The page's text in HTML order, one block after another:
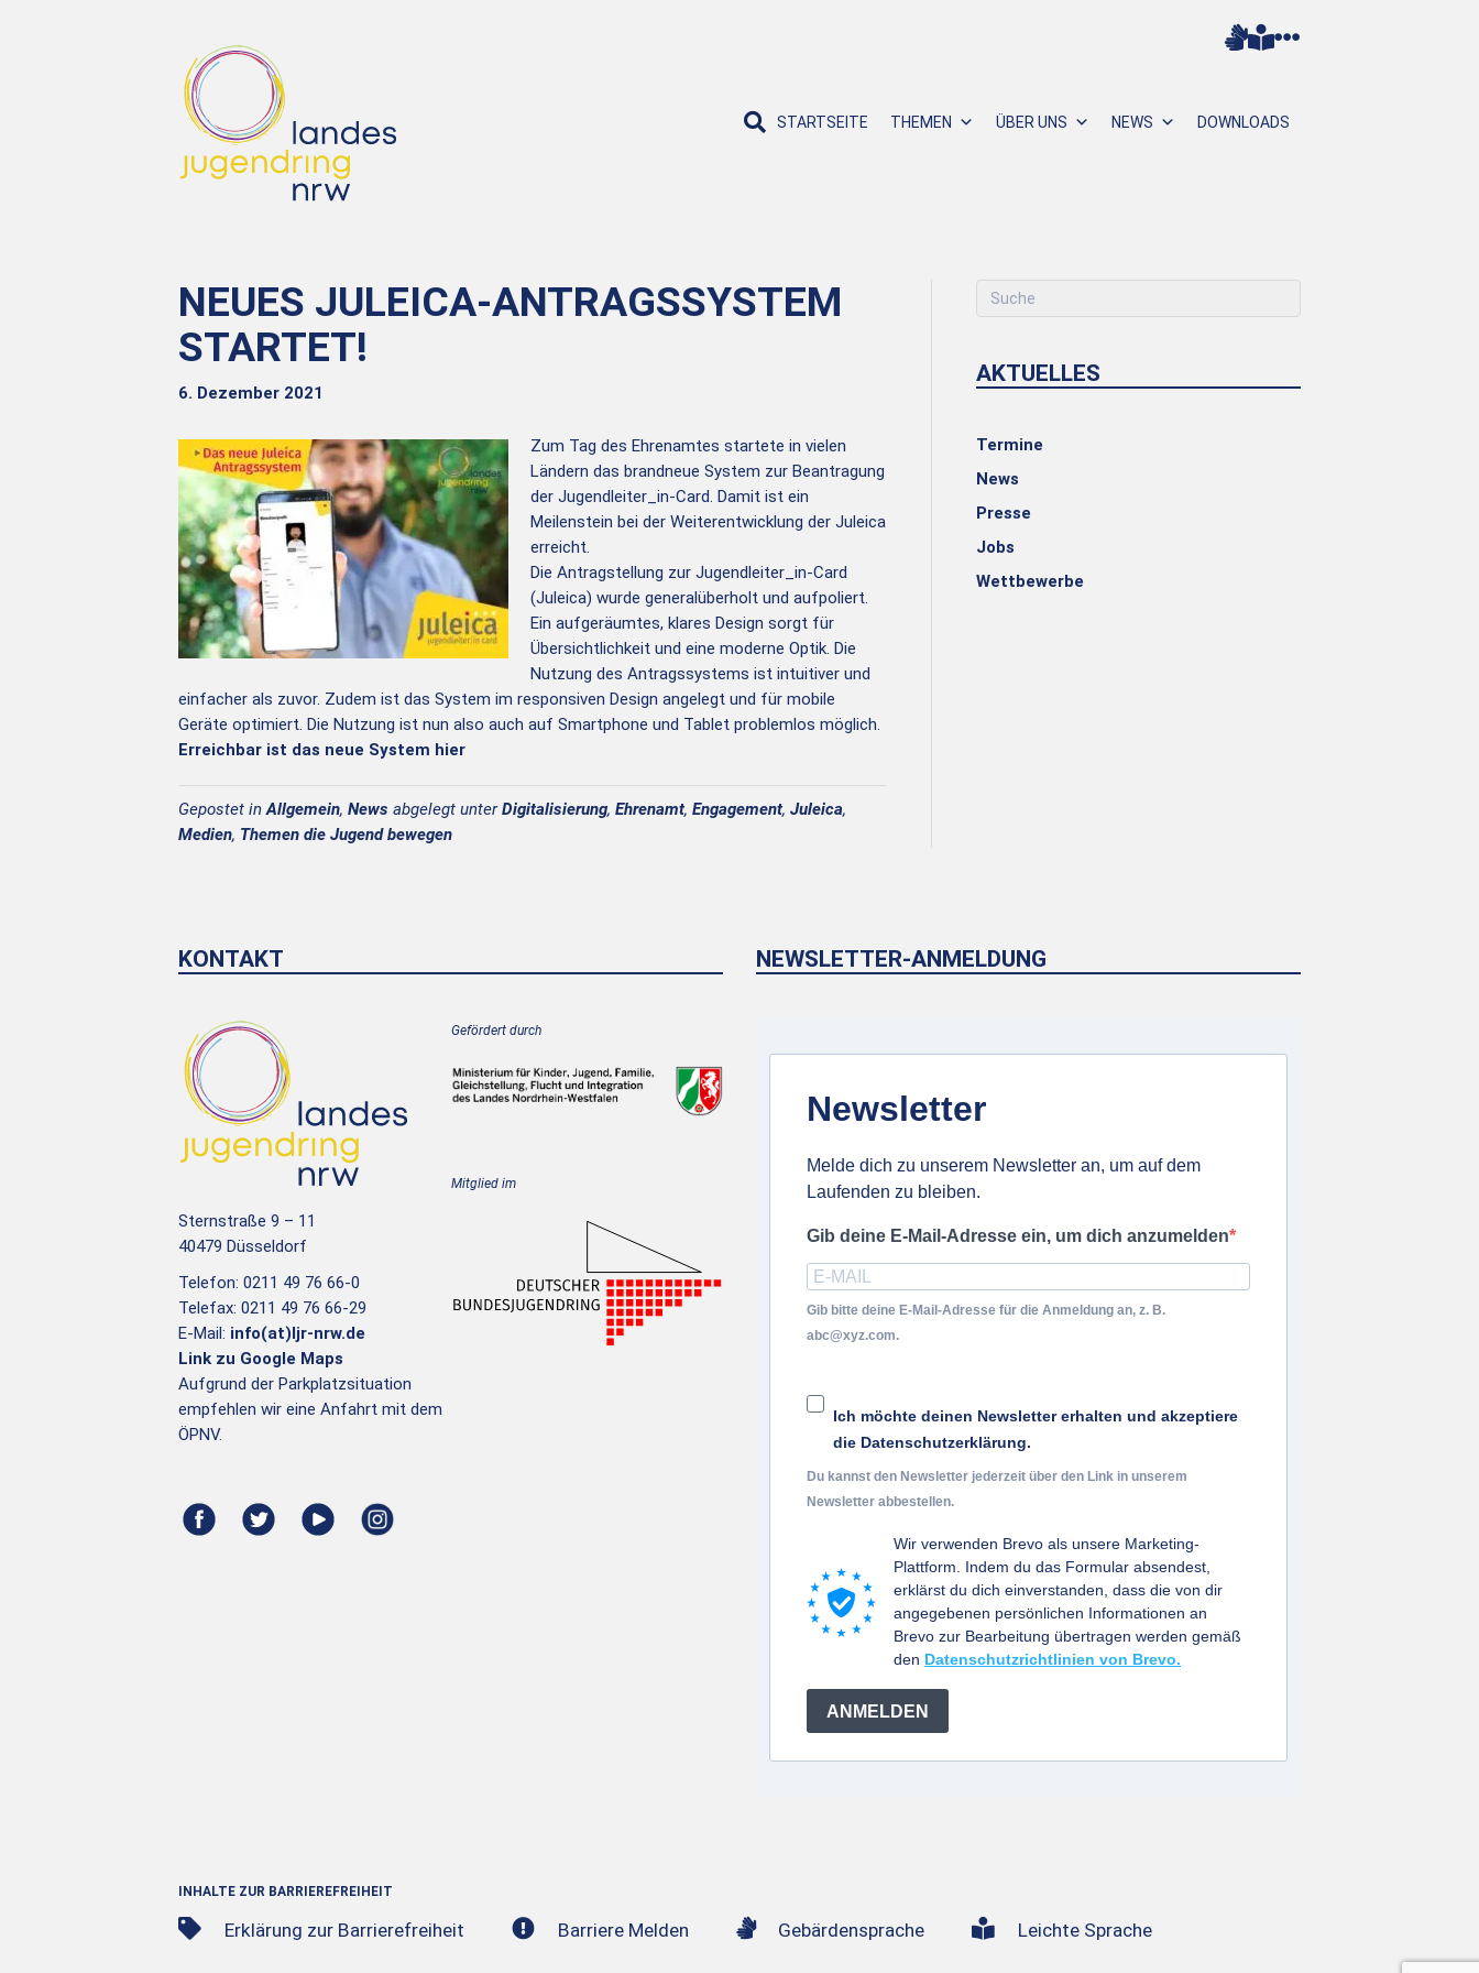
STARTSEITE THEMEN ÜBER UNS NEWS DOWNLOADS
NEUES JULEICA-ANTRAGSSYSTEM
STARTET!
6. Dezember 2021
Zum Tag des Ehrenamtes startete in vielen
Ländern das brandneue System zur Beantragung
der Jugendleiter_in-Card. Damit ist ein
Meilenstein bei der Weiterentwicklung der Juleica
erreicht.
Die Antragstellung zur Jugendleiter_in-Card
(Juleica) wurde generalüberholt und aufpoliert.
Ein aufgeräumtes, klares Design sorgt für
Übersichtlichkeit und eine moderne Optik. Die
Nutzung des Antragssystems ist intuitiver und
einfacher als zuvor. Zudem ist das System im responsiven Design angelegt und für mobile
Geräte optimiert. Die Nutzung ist nun also auch auf Smartphone und Tablet problemlos möglich.
Erreichbar ist das neue System hier
Gepostet inAllgemein, News abgelegt unterDigitalisierung, Ehrenamt, Engagement, Juleica,
Medien, Themen die Jugend bewegen
AKTUELLES
Termine
News
Presse
Jobs
Wettbewerbe
KONTAKT
Sternstraße 9 – 11
40479 Düsseldorf
Telefon: 0211 49 76 66-0
Telefax: 0211 49 76 66-29
E-Mail: info(at)ljr-nrw.de
Link zu Google Maps
Aufgrund der Parkplatzsituation
empfehlen wir eine Anfahrt mit dem
ÖPNV.
Gefördert durch
Mitglied im
NEWSLETTER-ANMELDUNG
Newsletter
Melde dich zu unserem Newsletter an, um auf dem
Laufenden zu bleiben.
Gib deine E-Mail-Adresse ein, um dich anzumelden
Gib bitte deine E-Mail-Adresse für die Anmeldung an, z. B.
abc@xyz.com.
Ich möchte deinen Newsletter erhalten und akzeptiere
die Datenschutzerklärung.
Du kannst den Newsletter jederzeit über den Link in unserem
Newsletter abbestellen.
Wir verwenden Brevo als unsere Marketing-
Plattform. Indem du das Formular absendest,
erklärst du dich einverstanden, dass die von dir
angegebenen persönlichen Informationen an
Brevo zur Bearbeitung übertragen werden gemäß
den Datenschutzrichtlinien von Brevo.
ANMELDEN
INHALTE ZUR BARRIEREFREIHEIT
Erklärung zur Barrierefreiheit Barriere Melden Gebärdensprache Leichte Sprache